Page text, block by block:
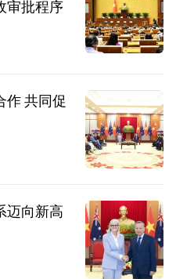
审批程序
作 共同促
迈向新高